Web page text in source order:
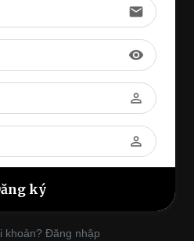
email
visibility
perm_identity
perm_identity
khoản? Đăng nhập